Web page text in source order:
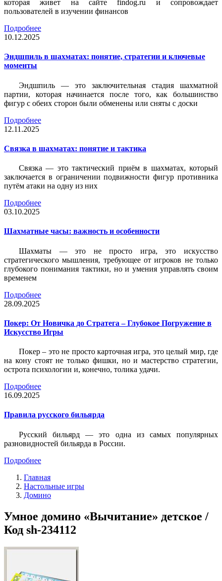
которая живет на сайте findog.ru и сопровождает
пользователей в изучении финансов
Подробнее
10.12.2025
Эндшпиль в шахматах: понятие, стратегии и ключевые
моменты
Эндшпиль — это заключительная стадия шахматной
партии, которая начинается после того, как большинство
фигур с обеих сторон были обменены или сняты с доски
Подробнее
12.11.2025
Связка в шахматах: понятие и тактика
Связка — это тактический приём в шахматах, который
заключается в ограничении подвижности фигур противника
путём атаки на одну из них
Подробнее
03.10.2025
Шахматные часы: важность и особенности
Шахматы — это не просто игра, это искусство
стратегического мышления, требующее от игроков не только
глубокого понимания тактики, но и умения управлять своим
временем
Подробнее
28.09.2025
Покер: От Новичка до Стратега – Глубокое Погружение в
Искусство Игры
Покер – это не просто карточная игра, это целый мир, где
на кону стоят не только фишки, но и мастерство стратегии,
острота психологии и, конечно, толика удачи.
Подробнее
16.09.2025
Правила русского бильярда
Русский бильярд — это одна из самых популярных
разновидностей бильярда в России.
Подробнее
Главная
Настольные игры
Домино
Умное домино «Вычитание» детское /
Код sh-234112